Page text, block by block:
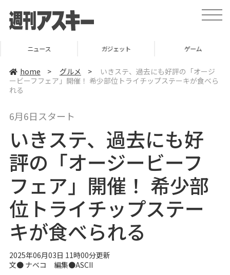
t
o
v
i
ニュース ガジェット ゲーム
home > グルメ >
いきステ、過去にも好評の「オージ
ービーフフェア」開催！ 希少部位トライチップステーキが食べら
れる
6月6日スタート
いきステ、過去にも好
評の「オージービーフ
フェア」開催！ 希少部
位トライチップステー
キが食べられる
2025年06月03日 11時00分更新
文● ナベコ 編集●ASCII